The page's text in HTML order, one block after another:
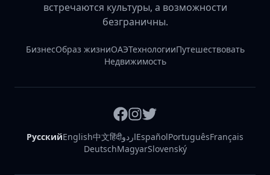
встречаются культуры, а возможности
безграничны.
БизнесОбраз жизниОАЭТехнологииПутешествовать
Недвижимость
РусскийEnglish中文हिंदीاردوEspañolPortuguêsFrançais
DeutschMagyarSlovenský